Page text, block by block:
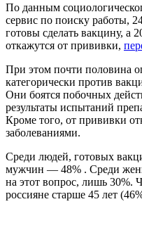
По данным
сервис по поиску работы,
готовы сделать вакцину, а
откажутся от прививки,
При этом почти половина
категорически против
Они боятся побочных
результаты испытаний
Кроме того, от прививки
заболеваниями.
Среди людей, готовых
мужчин — 48% . Среди
на этот вопрос, лишь 30%.
россияне старше 45 лет